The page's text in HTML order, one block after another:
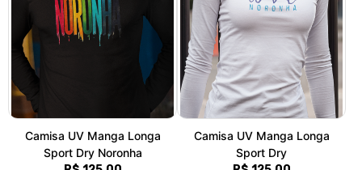
Camisa UV Manga Longa
Sport Dry Noronha
Camisa UV Manga Longa
Sport Dry